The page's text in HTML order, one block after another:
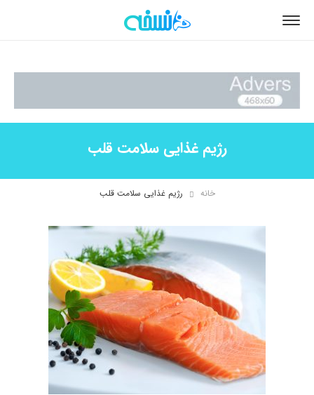
رژیم غذایی سلامت قلب
خانه رژیم غذایی سلامت قلب